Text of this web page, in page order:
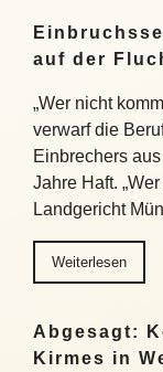
auf der
„Wer nicht
verwarf die
Einbrechers
Jahre Haft.
Landgericht
Weiterlesen
Abgesagt:
Kirmes in